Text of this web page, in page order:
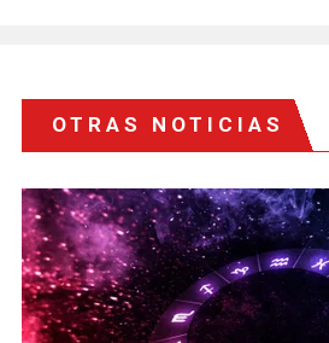
OTRAS NOTICIAS